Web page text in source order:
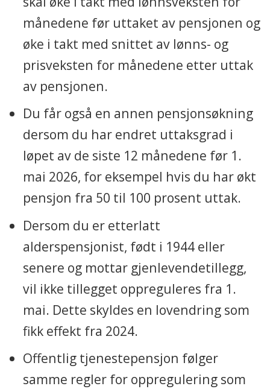
månedene før uttaket av pensjonen og
øke i takt med snittet av lønns- og
prisveksten for månedene etter uttak
av pensjonen.
Du får også en annen pensjonsøkning
dersom du har endret uttaksgrad i
løpet av de siste 12 månedene før 1.
mai 2026, for eksempel hvis du har økt
pensjon fra 50 til 100 prosent uttak.
Dersom du er etterlatt
alderspensjonist, født i 1944 eller
senere og mottar gjenlevendetillegg,
vil ikke tillegget oppreguleres fra 1.
mai. Dette skyldes en lovendring som
fikk effekt fra 2024.
Offentlig tjenestepensjon følger
samme regler for oppregulering som